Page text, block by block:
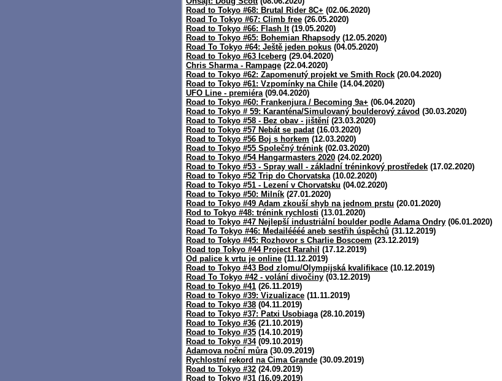
Road to Tokyo #68: Brutal Rider 8C+ (02.06.2020)
Road To Tokyo #67: Climb free (26.05.2020)
Road to Tokyo #66: Flash It(19.05.2020)
Road to Tokyo #65: Bohemian Rhapsody (12.05.2020)
Road To Tokyo #64: Ještě jeden pokus (04.05.2020)
Road to Tokyo #63 Iceberg (29.04.2020)
Chris Sharma - Rampage (22.04.2020)
Road to Tokyo #62: Zapomenutý projekt ve Smith Rock (20.04.2020)
Road to Tokyo #61: Vzpomínky na Chile (14.04.2020)
UFO Line - premiéra(09.04.2020)
Road to Tokyo #60: Frankenjura / Becoming 9a+ (06.04.2020)
Road to Tokyo # 59: Karanténa/Simulovaný boulderový závod (30.03.2020)
Road to Tokyo #58 - Bez obav - jištění (23.03.2020)
Road to Tokyo #57 Nebát se padat(16.03.2020)
Road to Tokyo #56 Boj s horkem (12.03.2020)
Road to Tokyo #55 Společný trénink (02.03.2020)
Road to Tokyo #54 Hangarmasters 2020 (24.02.2020)
Road to Tokyo #53 - Spray wall - základní tréninkový prostředek (17.02.2020)
Road to Tokyo #52 Trip do Chorvatska(10.02.2020)
Road to Tokyo #51 - Lezení v Chorvatsku (04.02.2020)
Road to Tokyo #50: Milník (27.01.2020)
Road to Tokyo #49 Adam zkouší shyb na jednom prstu (20.01.2020)
Rod to Tokyo #48: trénink rychlosti (13.01.2020)
Road to Tokyo #47 Nejlepší industriální boulder podle Adama Ondry (06.01.2020)
Road To Tokyo #46: Medailéééé aneb sestřih úspěchů (31.12.2019)
Road to Tokyo #45: Rozhovor s Charlie Boscoem (23.12.2019)
Road top Tokyo #44 Project Rarahil (17.12.2019)
Od palice k vrtu je online (11.12.2019)
Road to Tokyo #43 Bod zlomu/Olympijská kvalifikace (10.12.2019)
Road To Tokyo #42 - volání divočiny (03.12.2019)
Road to Tokyo #41 (26.11.2019)
Road to Tokyo #39: Vizualizace (11.11.2019)
Road to Tokyo #38 (04.11.2019)
Road to Tokyo #37: Patxi Usobiaga(28.10.2019)
Road to Tokyo #36 (21.10.2019)
Road to Tokyo #35 (14.10.2019)
Road to Tokyo #34(09.10.2019)
Adamova noční můra(30.09.2019)
Rychlostní rekord na Cima Grande (30.09.2019)
Road to Tokyo #32 (24.09.2019)
Road to Tokyo #31 (16.09.2019)